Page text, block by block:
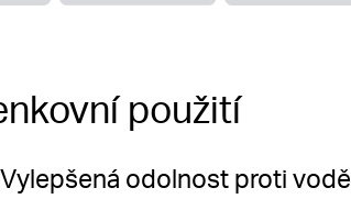
použití
Vylepšená odolnost proti vodě